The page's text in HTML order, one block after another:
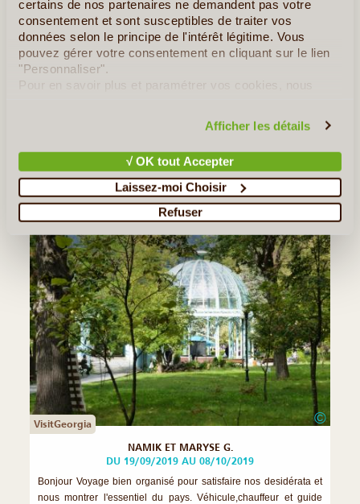
certains de nos partenaires ne demandent pas votre
consentement et sont susceptibles de traiter vos
données selon le principe de l'intérêt légitime. Vous
pouvez gérer votre consentement en cliquant sur le lien
"Personnaliser".
Pour en savoir plus et paramétrer vos cookies, nous
Afficher les détails
√ OK tout Accepter
Laissez-moi Choisir
Refuser
VisitGeorgia
HÉLÈNE M.
DU 13/09/2020 AU 22/09/2020
échanges par mail pour organiser mon voyage. Lia, la guide qui
Lire la suite ≻
VisitGeorgia ©
NAMIK ET MARYSE G.
DU 19/09/2019 AU 08/10/2019
Bonjour Voyage bien organisé pour satisfaire nos desidérata et
nous montrer l'essentiel du pays. Véhicule,chauffeur et guide